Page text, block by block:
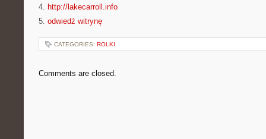
4. http://lakecarroll.info
5. odwiedź witrynę
CATEGORIES: ROLKI
Comments are closed.